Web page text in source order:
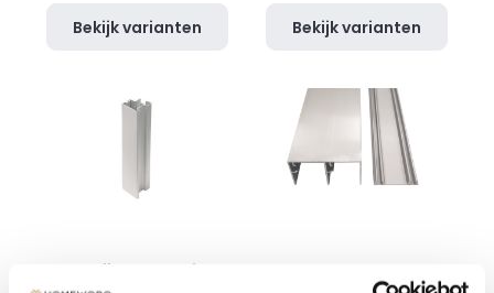
Bekijk varianten Bekijk varianten
Greeplijsten - Junior 6